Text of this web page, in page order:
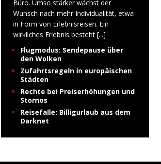
Büro. Umso stärker wächst der
Wunsch nach mehr Individualität, etwa
in Form von Erlebnisreisen. Ein
wirkliches Erlebnis besteht [...]
Flugmodus: Sendepause über
den Wolken
Zufahrtsregeln in europäischen
Städten
Rechte bei Preiserhöhungen und
Stornos
Reisefalle: Billigurlaub aus dem
Darknet